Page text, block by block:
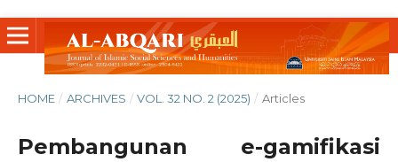
HOME / ARCHIVES / VOL. 32 NO. 2 (2025) / Articles
Pembangunan e-gamifikasi